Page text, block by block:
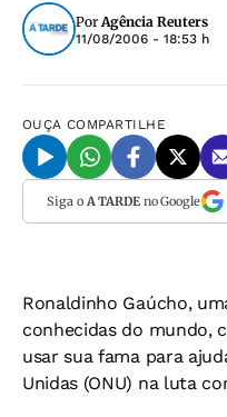
PorAgência Reuters
11/08/2006 - 18:53 h
OUÇA COMPARTILHE
Siga o A TARDEno Google
Ronaldinho Gaúcho,
conhecidas do mundo,
usar sua fama para
Unidas (ONU) na luta